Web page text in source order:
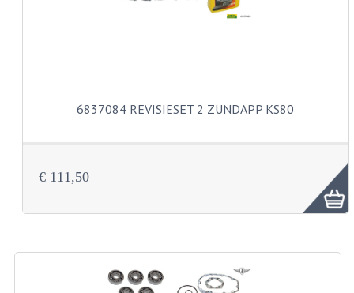
STUUR EN BEDIENING
COCKPIT ONDERDELEN
HANDELS EN HANDVATTEN
6837084 REVISIESET 2 ZUNDAPP KS80
€ 111,50